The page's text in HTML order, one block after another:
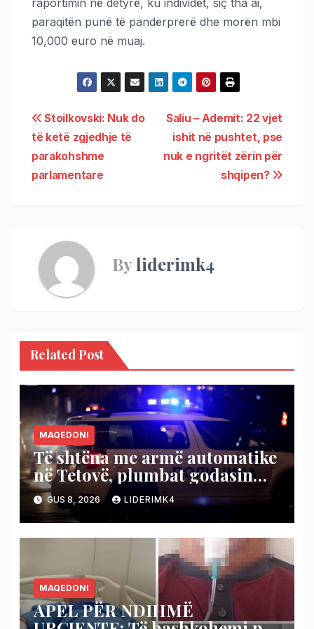
raportimin në detyrë, ku individët, siç tha ai,
paraqitën punë të pandërprerë dhe morën mbi
10,000 euro në muaj.
Saliu – Ademit: 22 vjet
ishit në pushtet, pse
nuk e ngritët zërin për
shqipen?
Stoilkovski: Nuk do
të ketë zgjedhje të
parakohshme
parlamentare
Byliderimk4
Related Post
MAQEDONI
Të shtëna me armë automatike
në Tetovë, plumbat godasin
shtëpinë dhe veturën e një 48-
vjeçari
GUS 8, 2026 LIDERIMK4
MAQEDONI
APEL PËR NDIHMË